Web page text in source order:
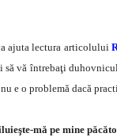
ajuta lectura articolului
vă întrebaţi
e o problemă dacă
mă pe mine